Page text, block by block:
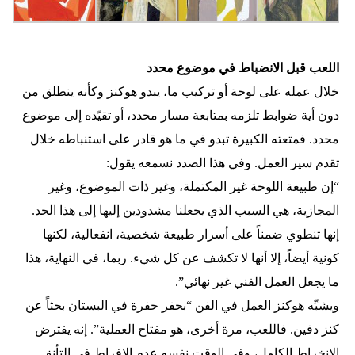
اللعب قبل الانضباط في موضوع محدد
خلال عمله على لوحة أو تركيب ما، يبدو هوكنز وكأنه ينطلق من
دون أية ضوابط تلزمه بمتابعة مسار محدد، أو تقيّده إلى موضوع
محدد. فمتعته الكبيرة تبدو في ما هو قادر على استنباطه خلال
تقدم سير العمل. وفي هذا الصدد نسمعه يقول:
“إن طبيعة اللوحة غير المكتملة، وغير ذات الموضوع، وغير
المجازية، هي السبب الذي يجعلنا مشدودين إليها إلى هذا الحد.
إنها تنطوي ضمناً على أسرار طبيعة شخصية، انفعالية، لكنها
كونية أيضاً، إلا أنها لا تكشف عن كل شيء. ربما، في النهاية، هذا
ما يجعل العمل الفني غير نهائي”.
ويشبِّه هوكنز العمل في الفن “بحفر حفرة في البستان بحثاً عن
كنز دفين. فاللعب، مرة أخرى، هو مفتاح العملية”. إنه يفترض